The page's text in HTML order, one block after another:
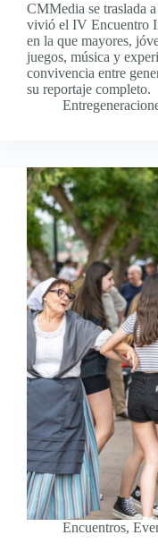
CMMedia se traslada
vivió el IV Encuentro
en la que mayores,
juegos, música y
convivencia entre
su reportaje completo.
Encuentros,